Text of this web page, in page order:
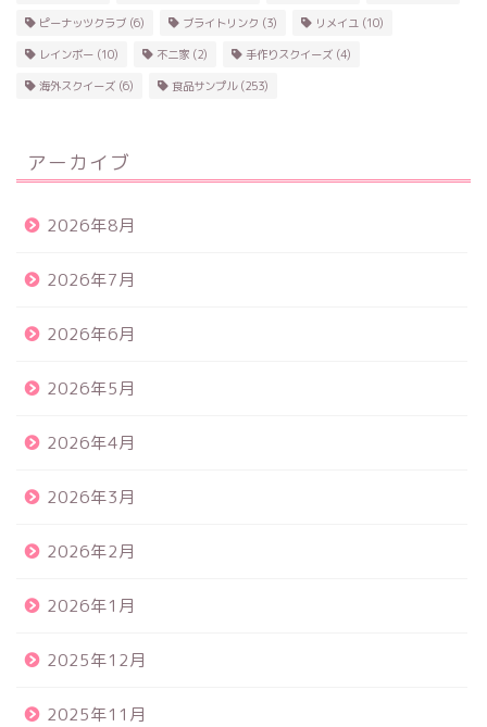
ピーナッツクラブ (6) ブライトリンク (3) リメイユ (10)
レインボー (10) 不二家 (2) 手作りスクイーズ (4)
海外スクイーズ (6) 食品サンプル(253)
アーカイブ
2026年8月
2026年7月
2026年6月
2026年5月
2026年4月
2026年3月
2026年2月
2026年1月
2025年12月
2025年11月